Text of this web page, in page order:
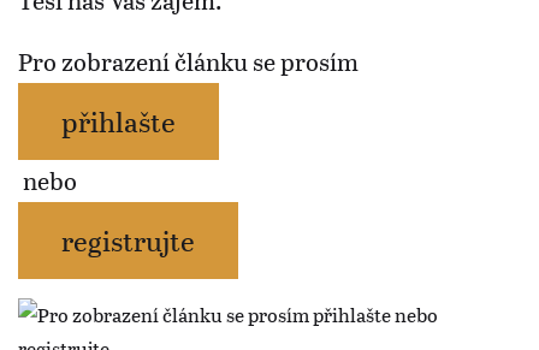
Pro zobrazení článku se prosím
přihlašte
nebo
registrujte